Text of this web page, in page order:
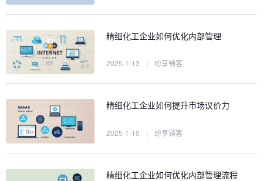
精细化工企业如何优化内部管理
2025-1-13 | 纷享销客
精细化工企业如何提升市场议价力
2025-1-10 | 纷享销客
精细化工企业如何优化内部管理流程